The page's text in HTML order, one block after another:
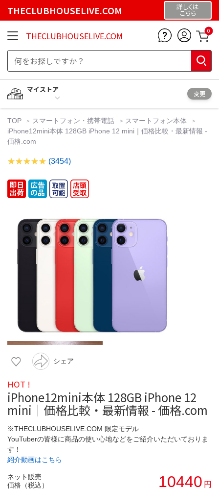
THECLUBHOUSELIVE.COM 詳しくは
こちら
THECLUBHOUSELIVE.COM 0
マイストア
変更
TOP スマートフォン・携帯電話
スマートフォン本体
iPhone12mini本体 128GB iPhone 12 mini｜価格比較・最新情報 -
価格.com
(3454)
シェア
HOT !
iPhone12mini本体 128GB iPhone 12
mini｜価格比較・最新情報 - 価格.com
※THECLUBHOUSELIVE.COM 限定モデル
YouTuberの皆様に商品の使い心地などをご紹介いただいておりま
す！
紹介動画はこちら
ネット販売
価格（税込）
10440 円